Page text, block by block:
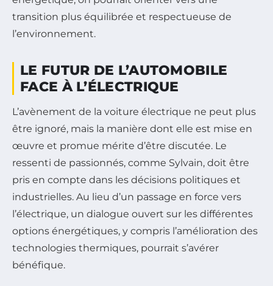
transition plus équilibrée et respectueuse de
l’environnement.
LE FUTUR DE L’AUTOMOBILE
FACE À L’ÉLECTRIQUE
L’avènement de la voiture électrique ne peut plus
être ignoré, mais la manière dont elle est mise en
œuvre et promue mérite d’être discutée. Le
ressenti de passionnés, comme Sylvain, doit être
pris en compte dans les décisions politiques et
industrielles. Au lieu d’un passage en force vers
l’électrique, un dialogue ouvert sur les différentes
options énergétiques, y compris l’amélioration des
technologies thermiques, pourrait s’avérer
bénéfique.